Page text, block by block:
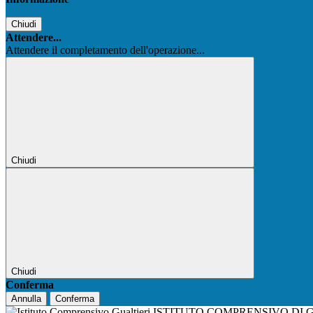
Chiudi
Attendere...
Attendere il completamento dell'operazione...
Chiudi
Chiudi
Conferma
Annulla Conferma